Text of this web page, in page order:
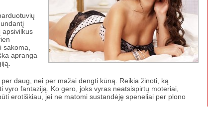
apsivilkus
apranga
daug, nei per mažai dengti kūną. Reikia žinoti, ką
fantaziją. Ko gero, joks vyras neatsispirtų moteriai,
erotiškiau, jei ne matomi sustandėję speneliai per plono